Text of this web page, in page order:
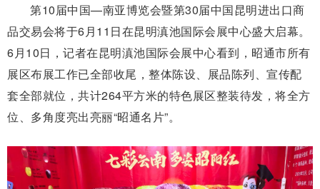
第10届中国—南亚博览会暨第30届中国昆明进出口商
品交易会将于6月11日在昆明滇池国际会展中心盛大启幕。
6月10日，记者在昆明滇池国际会展中心看到，昭通市所有
展区布展工作已全部收尾，整体陈设、展品陈列、宣传配
套全部就位，共计264平方米的特色展区整装待发，将全方
位、多角度亮出亮丽“昭通名片”。